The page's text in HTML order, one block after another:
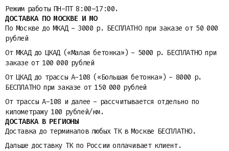
Режим работы ПН-ПТ 8:00–17:00.
ДОСТАВКА ПО МОСКВЕ И МО
По Москве до МКАД - 3000 р. БЕСПЛАТНО при заказе от 50 000
рублей
От МКАД до ЦКАД («Малая бетонка») - 5000 р. БЕСПЛАТНО при
заказе от 100 000 рублей
От ЦКАД до трассы A-108 («Большая бетонка») - 8000 р.
БЕСПЛАТНО при заказе от 150 000 рублей
От трассы A-108 и далее - рассчитывается отдельно по
километражу 100 рублей/км.
ДОСТАВКА В РЕГИОНЫ
Доставка до терминалов любых ТК в Москве БЕСПЛАТНО.
Дальше доставку ТК по России оплачивает клиент.